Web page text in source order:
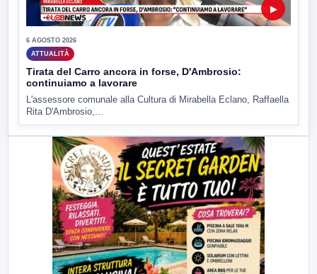
▶
6 AGOSTO 2026
ATTUALITÀ
Tirata del Carro ancora in forse, D'Ambrosio:
continuiamo a lavorare
L'assessore comunale alla Cultura di Mirabella Eclano, Raffaella
Rita D'Ambrosio,...